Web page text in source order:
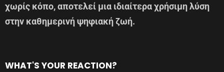
χωρίς κόπο, αποτελεί μια ιδιαίτερα χρήσιμη λύση
στην καθημερινή ψηφιακή ζωή.
WHAT'S YOUR REACTION?